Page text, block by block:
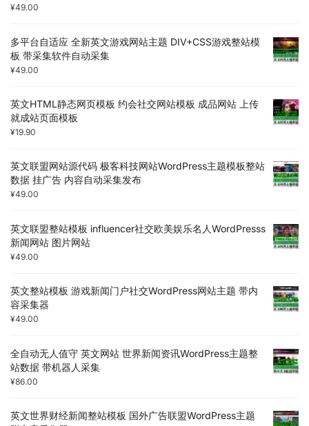
¥49.00
多平台自适应 全新英文游戏网站主题 DIV+CSS游戏整站模
板 带采集软件自动采集
¥49.00
英文HTML静态网页模板 约会社交网站模板 成品网站 上传
就成站页面模板
¥19.90
英文联盟网站源代码 极客科技网站WordPress主题模板整站
数据 挂广告 内容自动采集发布
¥49.00
英文联盟整站模板 influencer社交欧美娱乐名人WordPresss
新闻网站 图片网站
¥49.00
英文整站模板 游戏新闻门户社交WordPress网站主题 带内
容采集器
¥49.00
全自动无人值守 英文网站 世界新闻资讯WordPress主题整
站数据 带机器人采集
¥86.00
英文世界财经新闻整站模板 国外广告联盟WordPress主题